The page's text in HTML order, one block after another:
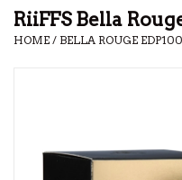
RiiFFS Bella
HOME / BELLA ROUGE